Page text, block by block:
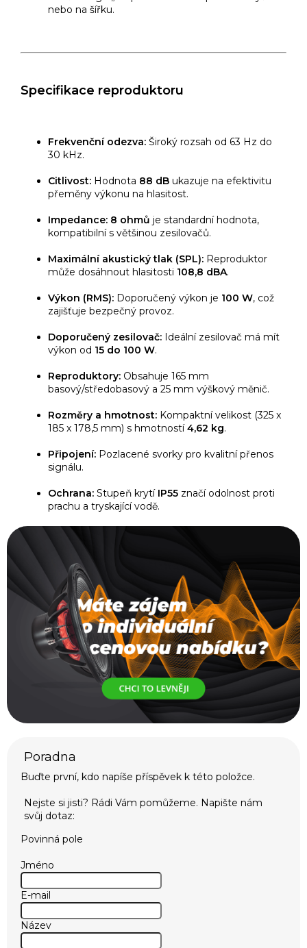
nebo na šířku.
Specifikace reproduktoru
Frekvenční odezva: Široký rozsah od 63 Hz do
30 kHz.
Citlivost: Hodnota 88 dB ukazuje na efektivitu
přeměny výkonu na hlasitost.
Impedance: 8 ohmů je standardní hodnota,
kompatibilní s většinou zesilovačů.
Maximální akustický tlak (SPL): Reproduktor
může dosáhnout hlasitosti 108,8 dBA.
Výkon (RMS): Doporučený výkon je 100 W, což
zajišťuje bezpečný provoz.
Doporučený zesilovač: Ideální zesilovač má mít
výkon od 15 do 100 W.
Reproduktory: Obsahuje 165 mm
basový/středobasový a 25 mm výškový měnič.
Rozměry a hmotnost: Kompaktní velikost (325 x
185 x 178,5 mm) s hmotností4,62 kg.
Připojení: Pozlacené svorky pro kvalitní přenos
signálu.
Ochrana: Stupeň krytí IP55 značí odolnost proti
prachu a tryskající vodě.
Buďte první, kdo napíše příspěvek k této položce.
Povinná pole
Jméno
E-mail
Název